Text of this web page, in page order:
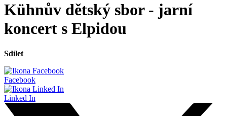
Kühnův dětský sbor - jarní
koncert s Elpidou
Sdílet
Facebook
Linked In